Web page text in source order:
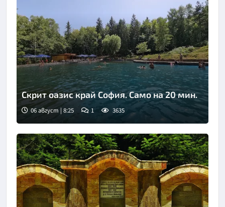
Скрит оазис край София. Само на 20 мин.
06 август | 8:25 1 3635